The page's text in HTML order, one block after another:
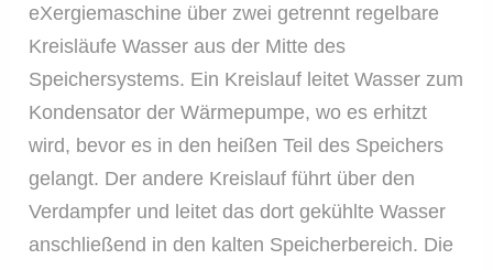
eXergiemaschine über zwei getrennt regelbare
Kreisläufe Wasser aus der Mitte des
Speichersystems. Ein Kreislauf leitet Wasser zum
Kondensator der Wärmepumpe, wo es erhitzt
wird, bevor es in den heißen Teil des Speichers
gelangt. Der andere Kreislauf führt über den
Verdampfer und leitet das dort gekühlte Wasser
anschließend in den kalten Speicherbereich. Die